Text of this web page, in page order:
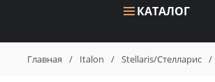
КАТАЛОГ
Главная / Italon / Stellaris/Стелларис /